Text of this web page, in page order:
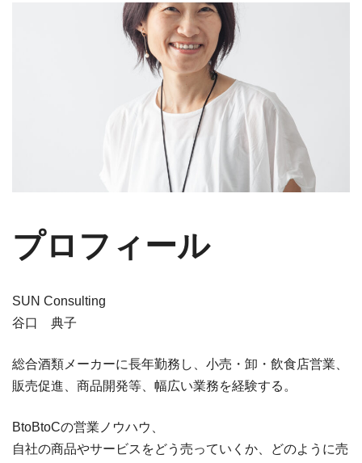
プロフィール
SUN Consulting
谷口 典子
総合酒類メーカーに長年勤務し、小売・卸・飲食店営業、
販売促進、商品開発等、幅広い業務を経験する。
BtoBtoCの営業ノウハウ、
自社の商品やサービスをどう売っていくか、どのように売